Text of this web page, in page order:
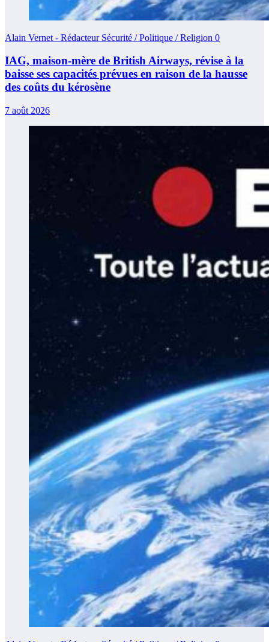
Alain Vernet - Rédacteur Sécurité / Politique / Religion 0
IAG, maison-mère de British Airways, révise à la
baisse ses capacités prévues en raison de la hausse
des coûts du kérosène
7 août 2026